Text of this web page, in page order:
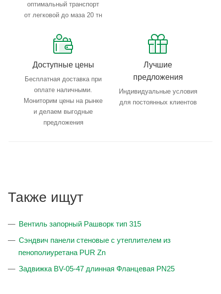
оптимальный транспорт
от легковой до маза 20 тн
Доступные цены
Бесплатная доставка при
оплате наличными.
Мониторим цены на рынке
и делаем выгодные
предложения
Лучшие
предложения
Индивидуальные условия
для постоянных клиентов
Также ищут
Вентиль запорный Рашворк тип 315
Сэндвич панели стеновые с утеплителем из
пенополиуретана PUR Zn
Задвижка BV-05-47 длинная Фланцевая PN25